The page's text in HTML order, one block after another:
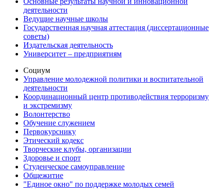
деятельности
Ведущие научные школы
Государственная научная аттестация (диссертационные
советы)
Издательская деятельность
Университет – предприятиям
Социум
Управление молодежной политики и воспитательной
деятельности
Координационный центр противодействия терроризму
и экстремизму
Волонтерство
Обучение служением
Первокурснику
Этический кодекс
Творческие клубы, организации
Здоровье и спорт
Студенческое самоуправление
Общежитие
"Единое окно" по поддержке молодых семей